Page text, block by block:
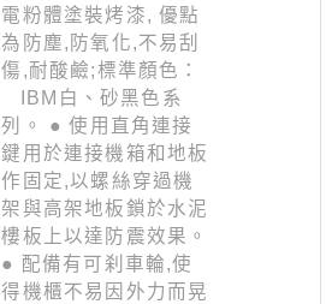
電粉體塗裝烤漆, 優點
為防塵,防氧化,不易刮
傷,耐酸鹼;標準顏色：
IBM白、砂黑色系
列。 ● 使用直角連接
鍵用於連接機箱和地板
作固定,以螺絲穿過機
架與高架地板鎖於水泥
樓板上以達防震效果。
● 配備有可刹車輪,使
得機櫃不易因外力而晃